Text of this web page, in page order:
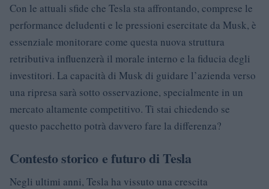
Con le attuali sfide che Tesla sta affrontando, comprese le
performance deludenti e le pressioni esercitate da Musk, è
essenziale monitorare come questa nuova struttura
retributiva influenzerà il morale interno e la fiducia degli
investitori. La capacità di Musk di guidare l’azienda verso
una ripresa sarà sotto osservazione, specialmente in un
mercato altamente competitivo. Ti stai chiedendo se
questo pacchetto potrà davvero fare la differenza?
Contesto storico e futuro di Tesla
Negli ultimi anni, Tesla ha vissuto una crescita